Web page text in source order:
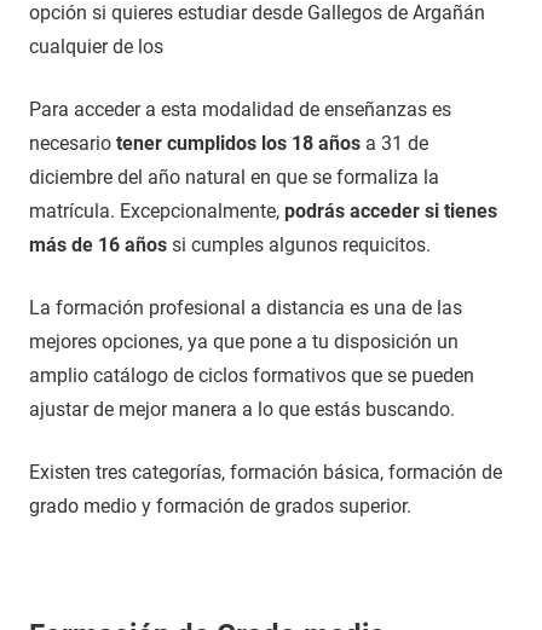
opción si quieres estudiar desde Gallegos de Argañán
cualquier de los
Para acceder a esta modalidad de enseñanzas es
necesario tener cumplidos los 18 años a 31 de
diciembre del año natural en que se formaliza la
matrícula. Excepcionalmente, podrás acceder si tienes
más de 16 años si cumples algunos requicitos.
La formación profesional a distancia es una de las
mejores opciones, ya que pone a tu disposición un
amplio catálogo de ciclos formativos que se pueden
ajustar de mejor manera a lo que estás buscando.
Existen tres categorías, formación básica, formación de
grado medio y formación de grados superior.